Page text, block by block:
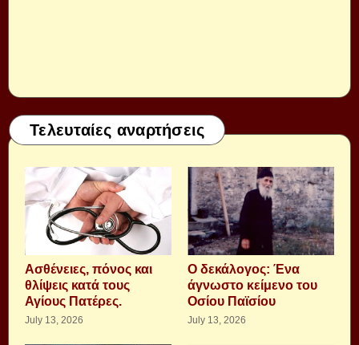
Τελευταίες αναρτήσεις
Aσθένειες, πόνος και
θλίψεις κατά τους
Αγίους Πατέρες.
July 13, 2026
Ο δεκάλογος: Ένα
άγνωστο κείμενο του
Οσίου Παϊσίου
July 13, 2026